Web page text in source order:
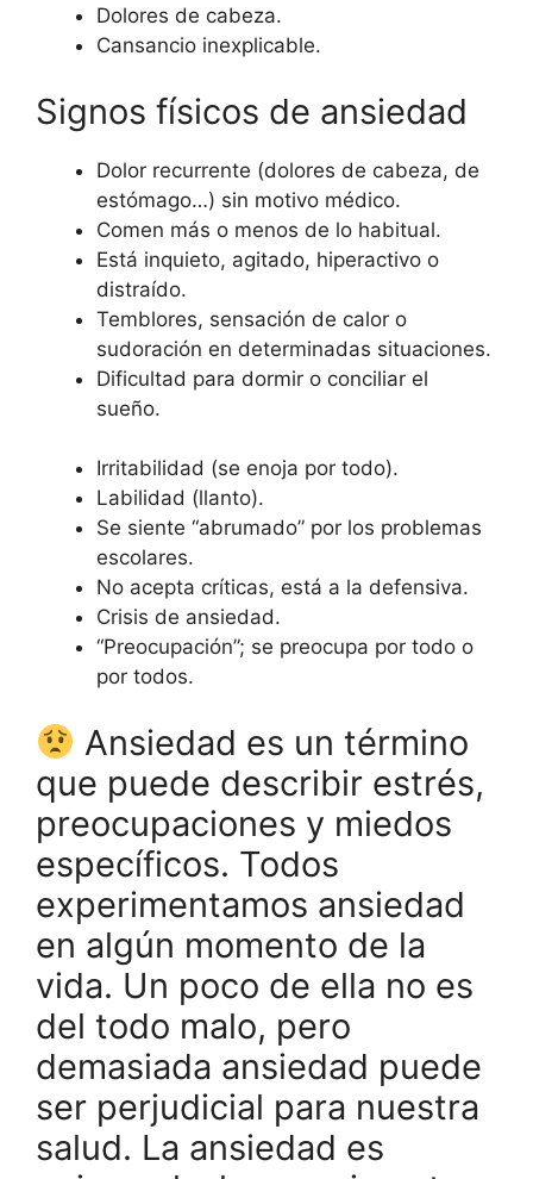
Dolores de cabeza.
Cansancio inexplicable.
Signos físicos de ansiedad
Dolor recurrente (dolores de cabeza, de
estómago…) sin motivo médico.
Comen más o menos de lo habitual.
Está inquieto, agitado, hiperactivo o
distraído.
Temblores, sensación de calor o
sudoración en determinadas situaciones.
Dificultad para dormir o conciliar el
sueño.
Irritabilidad (se enoja por todo).
Labilidad (llanto).
Se siente “abrumado” por los problemas
escolares.
No acepta críticas, está a la defensiva.
Crisis de ansiedad.
“Preocupación”; se preocupa por todo o
por todos.
Ansiedad es un término
que puede describir estrés,
preocupaciones y miedos
específicos. Todos
experimentamos ansiedad
en algún momento de la
vida. Un poco de ella no es
del todo malo, pero
demasiada ansiedad puede
ser perjudicial para nuestra
salud. La ansiedad es